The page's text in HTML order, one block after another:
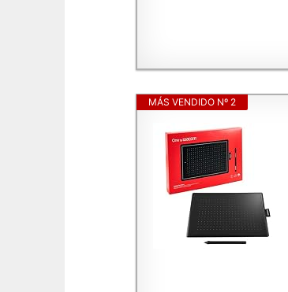
MÁS VENDIDO Nº 2